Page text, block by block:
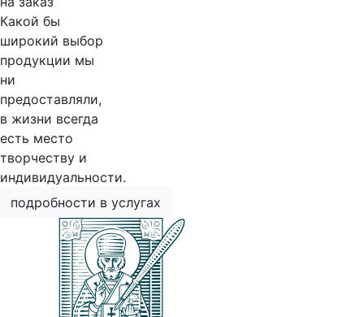
Какой бы
широкий выбор
продукции мы
ни
предоставляли,
в жизни всегда
есть место
творчеству и
индивидуальности.
подробности в услугах